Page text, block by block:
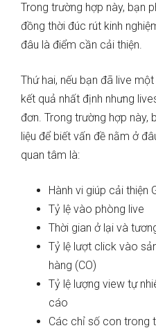
Trong trường hợp này, bạn
đồng thời đúc rút kinh
đâu là điểm cần cải thiện.
Thứ hai, nếu bạn đã live
kết quả nhất định nhưng
đơn. Trong trường hợp này,
liệu để biết vấn đề nằm ở
quan tâm là:
Hành vi giúp cải thiện
Tỷ lệ vào phòng live
Thời gian ở lại và
Tỷ lệ lượt click vào
hàng (CO)
Tỷ lệ lượng view tự
cáo
Các chỉ số con trong